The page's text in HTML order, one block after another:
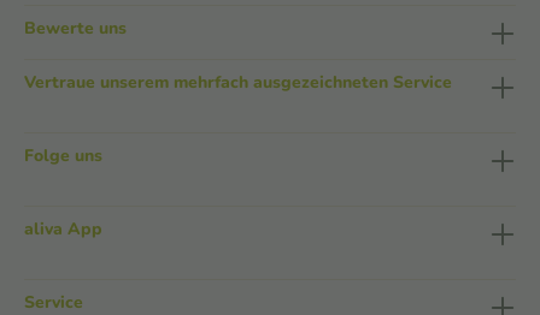
Bewerte uns
Vertraue unserem mehrfach ausgezeichneten Service
Folge uns
aliva App
Service